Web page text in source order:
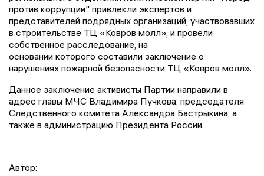
против коррупции" привлекли экспертов и
представителей подрядных организаций, участвовавших
в строительстве ТЦ «Ковров молл», и провели
собственное расследование, на
основании которого составили заключение о
нарушениях пожарной безопасности ТЦ «Ковров молл».
Данное заключение активисты Партии направили в
адрес главы МЧС Владимира Пучкова, председателя
Следственного комитета Александра Бастрыкина, а
также в администрацию Президента России.
Автор: